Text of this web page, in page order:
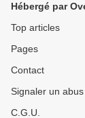
Hébergé par
Top articles
Pages
Contact
Signaler un abus
C.G.U.